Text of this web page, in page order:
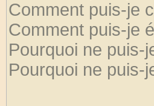
Comment puis-je
Comment puis-je
Pourquoi ne puis-
Pourquoi ne puis-